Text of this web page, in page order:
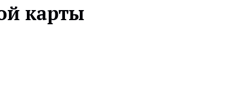
карты